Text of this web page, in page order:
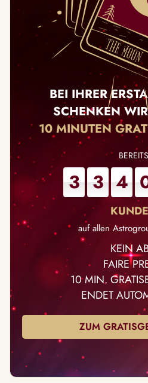
BEI IHRER
SCHENKEN
10 MINUTEN
3 3 4
auf allen
KEIN
FAIRE
10 MIN.
ENDET
ZUM